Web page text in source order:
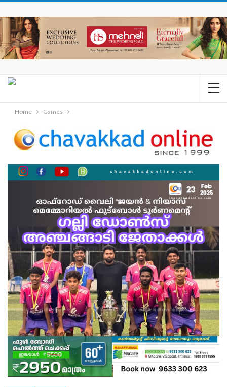
Home Games